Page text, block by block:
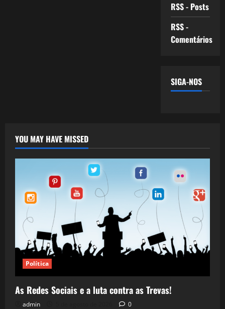
RSS - Posts
RSS -
Comentários
SIGA-NOS
YOU MAY HAVE MISSED
Política
As Redes Sociais e a luta contra as Trevas!
admin 0